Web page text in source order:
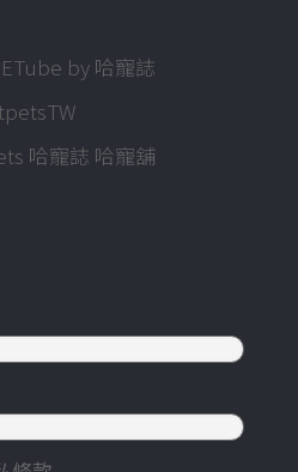
by 哈寵誌
哈寵誌 哈寵舖